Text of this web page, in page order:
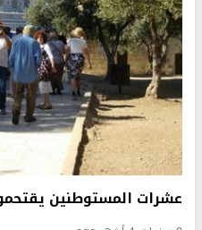
عشرات المستوطنين